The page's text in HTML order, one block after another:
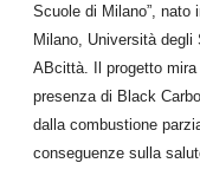
Scuole di Milano”, nato
Milano, Università
ABcittà. Il progetto
presenza di Black
dalla combustione
conseguenze sulla